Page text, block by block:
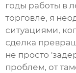
годы работы в
торговле, я
ситуациями,
сделка
не просто
проблем, от